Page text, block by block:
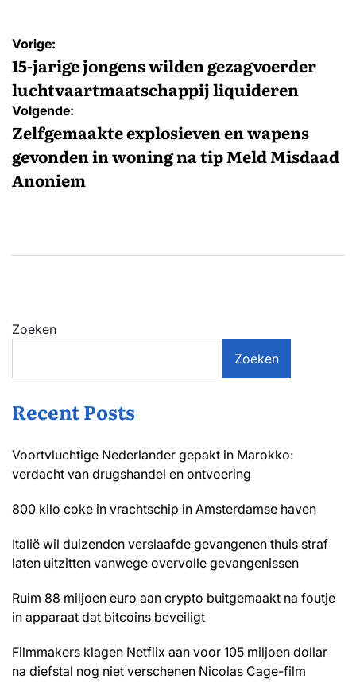
Bericht
navigatie
Vorige:
15-jarige jongens wilden gezagvoerder
luchtvaartmaatschappij liquideren
Volgende:
Zelfgemaakte explosieven en wapens
gevonden in woning na tip Meld Misdaad
Anoniem
Zoeken
Zoeken
Recent Posts
Voortvluchtige Nederlander gepakt in Marokko:
verdacht van drugshandel en ontvoering
800 kilo coke in vrachtschip in Amsterdamse haven
Italië wil duizenden verslaafde gevangenen thuis straf
laten uitzitten vanwege overvolle gevangenissen
Ruim 88 miljoen euro aan crypto buitgemaakt na foutje
in apparaat dat bitcoins beveiligt
Filmmakers klagen Netflix aan voor 105 miljoen dollar
na diefstal nog niet verschenen Nicolas Cage-film